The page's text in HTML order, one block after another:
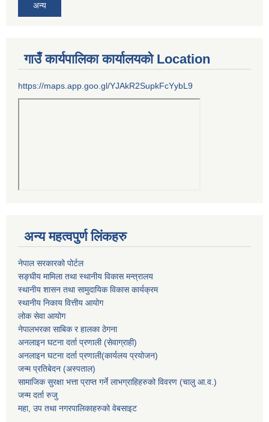
अन्य
गाउँ कार्यपालिका कार्यालयको Location
https://maps.app.goo.gl/YJAkR2SupkFcYybL9
अन्य महत्वपुर्ण लिंकहरु
नेपाल सरकारको पोर्टल
सङ्घीय मामिला तथा स्थानीय विकास मन्त्रालय
स्थानीय शासन तथा सामुदायिक विकास कार्यक्रम
स्थानीय निकाय वित्तीय आयोग
लोक सेवा आयोग
नेपालभरका साबिक र हालका ठेगना
अनलाइन घटना दर्ता प्रणाली (सेवाग्राही)
अनलाइन घटना दर्ता प्रणाली(कार्यलय प्रयोजन)
जन्म प्रतिबेदन (अस्पताल)
सामाजिक सुरक्षा भत्ता प्राप्त गर्ने लाभग्राहिहरुको विवरण (चालु आ.व.)
जन्म दर्ता रुजु
महा, उप तथा नगरपालिकाहरुको वेबसाइट